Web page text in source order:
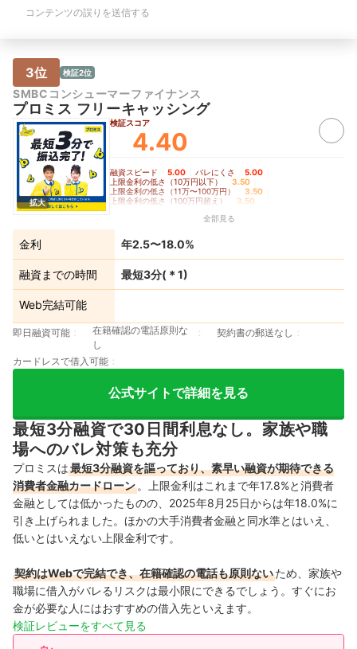
コンテンツの誤りを送信する
3位 検証2位
SMBCコンシューマーファイナンス
プロミス フリーキャッシング
拡大
検証スコア
4.40
融資スピード 5.00 バレにくさ 5.00
上限金利の低さ（10万円以下） 3.50
上限金利の低さ（11万〜100万円） 3.50
上限金利の低さ（100万円超え） 3.50
全部見る
金利 年2.5〜18.0%
融資までの時間 最短3分(＊1)
Web完結可能
即日融資可能
在籍確認の電話原則な
し
契約書の郵送なし
カードレスで借入可能
公式サイトで詳細を見る
最短3分融資で30日間利息なし。家族や職
場へのバレ対策も充分
プロミスは最短3分融資を謳っており、素早い融資が期待できる
消費者金融カードローン 。上限金利はこれまで年17.8%と消費者
金融としては低かったものの、2025年8月25日からは年18.0%に
引き上げられました。ほかの大手消費者金融と同水準とはいえ、
低いとはいえない上限金利です。
契約はWebで完結でき、在籍確認の電話も原則ないため、家族や
職場に借入がバレるリスクは最小限にできるでしょう。すぐにお
金が必要な人にはおすすめの借入先といえます。
検証レビューをすべて見る